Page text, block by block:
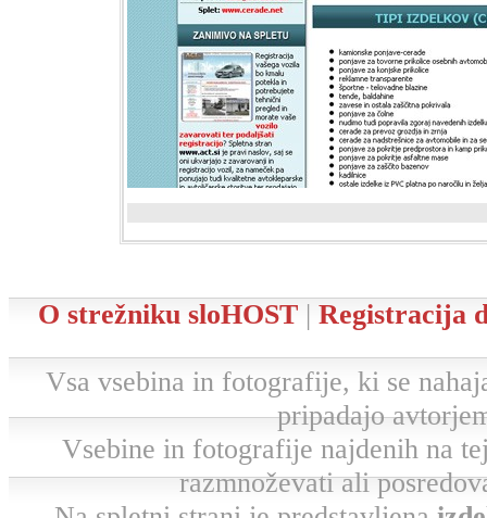
O strežniku sloHOST| Registracija
Vsa vsebina in fotografije, ki se
pripadajo
Vsebine in fotografije najdenih na
razmnoževati ali